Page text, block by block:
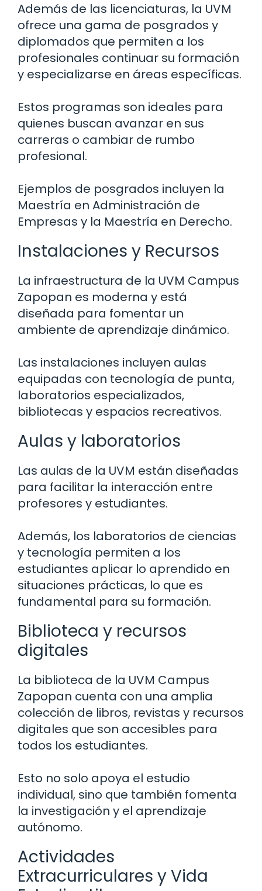
Además de las licenciaturas, la UVM
ofrece una gama de posgrados y
diplomados que permiten a los
profesionales continuar su formación
y especializarse en áreas específicas.
Estos programas son ideales para
quienes buscan avanzar en sus
carreras o cambiar de rumbo
profesional.
Ejemplos de posgrados incluyen la
Maestría en Administración de
Empresas y la Maestría en Derecho.
Instalaciones y Recursos
La infraestructura de la UVM Campus
Zapopan es moderna y está
diseñada para fomentar un
ambiente de aprendizaje dinámico.
Las instalaciones incluyen aulas
equipadas con tecnología de punta,
laboratorios especializados,
bibliotecas y espacios recreativos.
Aulas y laboratorios
Las aulas de la UVM están diseñadas
para facilitar la interacción entre
profesores y estudiantes.
Además, los laboratorios de ciencias
y tecnología permiten a los
estudiantes aplicar lo aprendido en
situaciones prácticas, lo que es
fundamental para su formación.
Biblioteca y recursos
digitales
La biblioteca de la UVM Campus
Zapopan cuenta con una amplia
colección de libros, revistas y recursos
digitales que son accesibles para
todos los estudiantes.
Esto no solo apoya el estudio
individual, sino que también fomenta
la investigación y el aprendizaje
autónomo.
Actividades
Extracurriculares y Vida